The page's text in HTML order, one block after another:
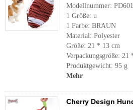
Modellnummer:
1 Größe: u
1 Farbe: BRAUN
Material: Polyester
Größe: 21 * 13 cm
Verpackungsgröße:
Produktgewicht: 95 g
Mehr
Cherry Design